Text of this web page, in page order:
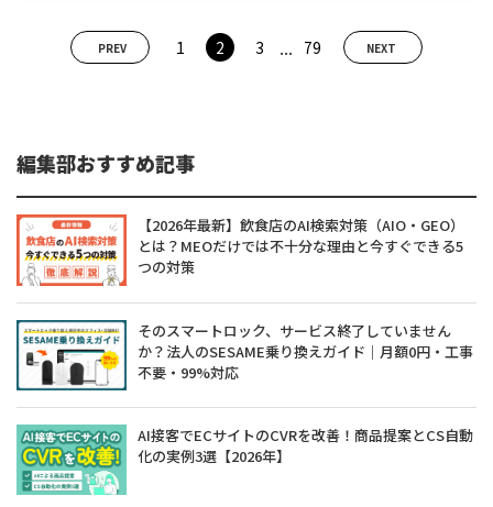
PREV 1 2 3 ... 79 NEXT
編集部おすすめ記事
【2026年最新】飲食店のAI検索対策（AIO・GEO）
とは？MEOだけでは不十分な理由と今すぐできる5
つの対策
そのスマートロック、サービス終了していません
か？法人のSESAME乗り換えガイド｜月額0円・工事
不要・99%対応
AI接客でECサイトのCVRを改善！商品提案とCS自動
化の実例3選【2026年】